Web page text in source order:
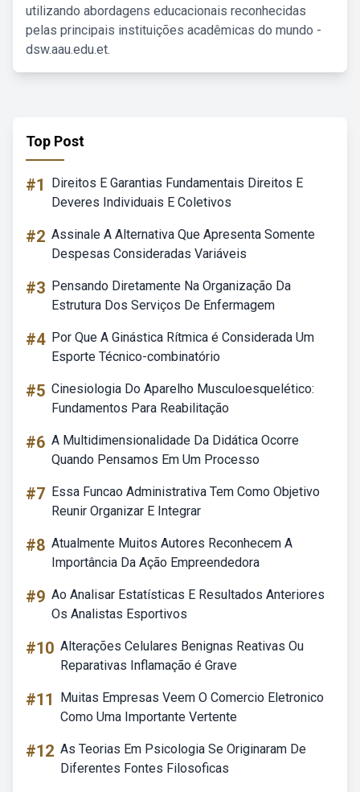
utilizando abordagens educacionais reconhecidas
pelas principais instituições acadêmicas do mundo -
dsw.aau.edu.et.
Top Post
#1
Direitos E Garantias Fundamentais Direitos E
Deveres Individuais E Coletivos
#2 Assinale A Alternativa Que Apresenta Somente
Despesas Consideradas Variáveis
#3 Pensando Diretamente Na Organização Da
Estrutura Dos Serviços De Enfermagem
#4 Por Que A Ginástica Rítmica é Considerada Um
Esporte Técnico-combinatório
#5 Cinesiologia Do Aparelho Musculoesquelético:
Fundamentos Para Reabilitação
#6 A Multidimensionalidade Da Didática Ocorre
Quando Pensamos Em Um Processo
#7 Essa Funcao Administrativa Tem Como Objetivo
Reunir Organizar E Integrar
#8 Atualmente Muitos Autores Reconhecem A
Importância Da Ação Empreendedora
#9 Ao Analisar Estatísticas E Resultados Anteriores
Os Analistas Esportivos
#10 Alterações Celulares Benignas Reativas Ou
Reparativas Inflamação é Grave
#11
Muitas Empresas Veem O Comercio Eletronico
Como Uma Importante Vertente
#12 As Teorias Em Psicologia Se Originaram De
Diferentes Fontes Filosoficas